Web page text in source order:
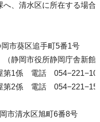
へ、清水区に所在する場合
市葵区追手町5番1号
静岡市役所静岡庁舎新
1係 電話
第2係 電話
市清水区旭町6番8号